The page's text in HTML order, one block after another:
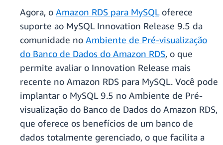
Agora, o Amazon RDS para MySQLoferece
suporte ao MySQL Innovation Release 9.5 da
comunidade no Ambiente de Pré-visualização
do Banco de Dados do Amazon RDS, o que
permite avaliar o Innovation Release mais
recente no Amazon RDS para MySQL. Você pode
implantar o MySQL 9.5 no Ambiente de Pré-
visualização do Banco de Dados do Amazon RDS,
que oferece os benefícios de um banco de
dados totalmente gerenciado, o que facilita a